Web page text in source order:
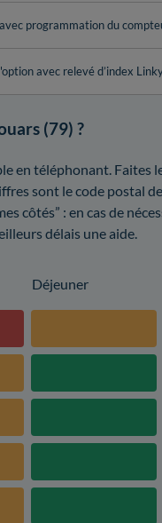
programmation du
avec relevé d’index
(79) ?
en téléphonant. Faites
sont le code postal
côtés” : en cas de
délais une aide.
Déjeuner